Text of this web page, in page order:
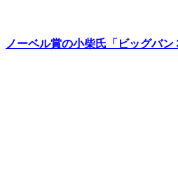
ノーベル賞の小柴氏「ビッグバ